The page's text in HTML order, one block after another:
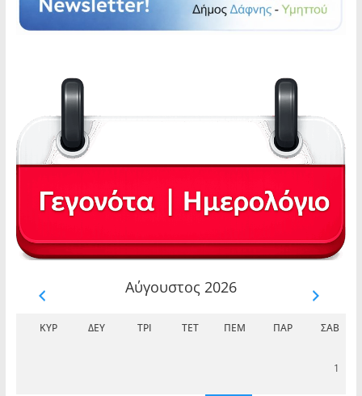
Αύγουστος 2026
ΚΥΡ ΔΕΥ ΤΡΊ ΤΕΤ ΠΈΜ ΠΑΡ ΣΆΒ
1